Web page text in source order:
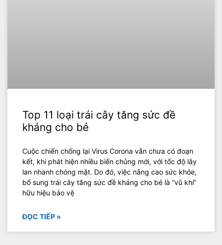
Top 11 loại trái cây tăng sức đề
kháng cho bé
Cuộc chiến chống lại Virus Corona vẫn chưa có đoạn
kết, khi phát hiện nhiều biến chủng mới, với tốc độ lây
lan nhanh chóng mặt. Do đó, việc nâng cao sức khỏe,
bổ sung trái cây tăng sức đề kháng cho bé là “vũ khí”
hữu hiệu bảo vệ
ĐỌC TIẾP »